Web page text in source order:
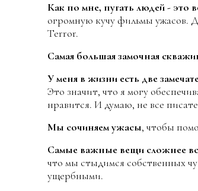
Как по мне, пугать людей - это
огромную кучу фильмы ужасов.
Terror.
Самая большая замочная
У меня в жизни есть две
Это значит, что я могу
нравится. И думаю, не все
Мы сочиняем ужасы, чтобы
Самые важные вещи сложнее
что мы стыдимся собственных
ущербными.